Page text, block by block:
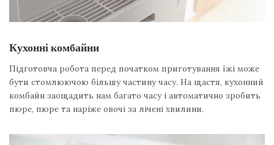
Кухонні комбайни
Підготовча робота перед початком приготування їжі може
бути стомлюючою більшу частину часу. На щастя, кухонний
комбайн заощадить нам багато часу і автоматично зробить
пюре, пюре та наріже овочі за лічені хвилини.